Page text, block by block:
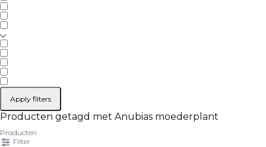
Apply filters
Producten getagd met Anubias moederplant
Producten
Filter